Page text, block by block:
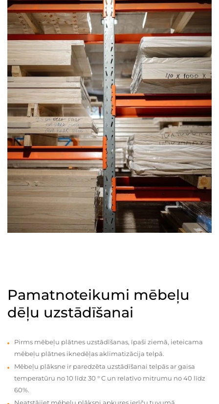
Pamatnoteikumi mēbeļu
dēļu uzstādīšanai
Pirms mēbeļu plātnes uzstādīšanas, īpaši ziemā, ieteicama
mēbeļu plātnes iknedēļas aklimatizācija telpā.
Mēbeļu plāksne ir paredzēta uzstādīšanai telpās ar gaisa
temperatūru no 10 līdz 30 ° C un relatīvo mitrumu no 40 līdz
60%.